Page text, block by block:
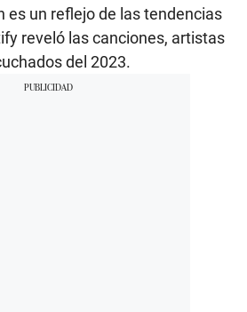
es un reflejo de las tendencias
reveló las canciones, artistas
del 2023.